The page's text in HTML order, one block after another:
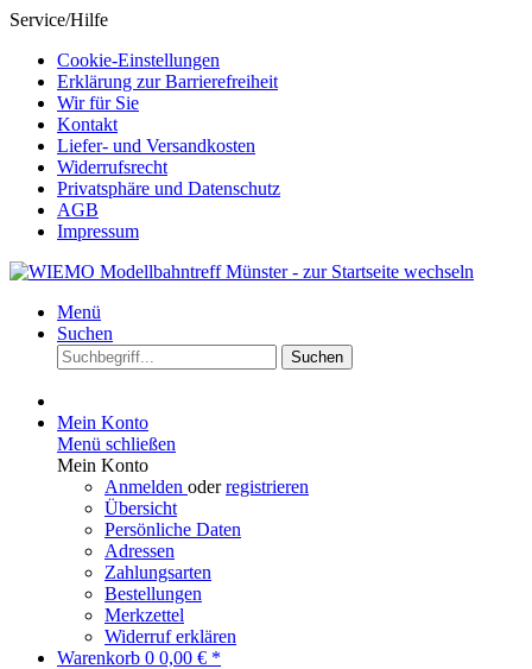
Service/Hilfe
Cookie-Einstellungen
Erklärung zur Barrierefreiheit
Wir für Sie
Kontakt
Liefer- und Versandkosten
Widerrufsrecht
Privatsphäre und Datenschutz
AGB
Impressum
Menü
Suchen
Suchen
Mein Konto
Menü schließen
Mein Konto
Anmelden oderregistrieren
Übersicht
Persönliche Daten
Adressen
Zahlungsarten
Bestellungen
Merkzettel
Widerruf erklären
Warenkorb 0 0,00 € *